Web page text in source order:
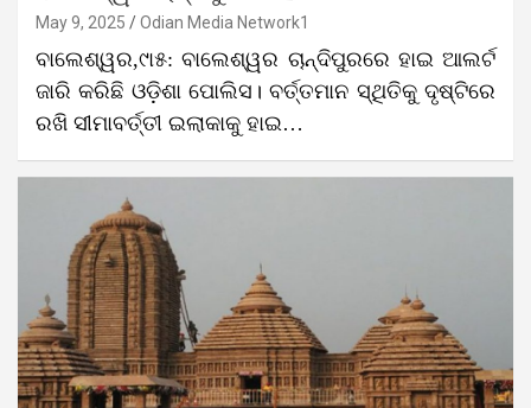
May 9, 2025 Odian Media Network1
ବାଲେଶ୍ୱର,୯ା୫: ବାଲେଶ୍ୱର ଚାନ୍ଦିପୁରରେ ହାଇ ଆଲର୍ଟ
ଜାରି କରିଛି ଓଡ଼ିଶା ପୋଲିସ। ବର୍ତ୍ତମାନ ସ୍ଥିତିକୁ ଦୃଷ୍ଟିରେ
ରଖି ସୀମାବର୍ତ୍ତୀ ଇଲାକାକୁ ହାଇ…